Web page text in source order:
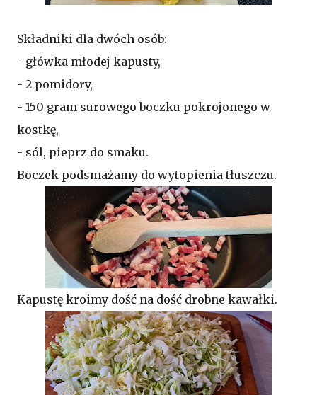
Składniki dla dwóch osób:
- główka młodej kapusty,
- 2 pomidory,
- 150 gram surowego boczku pokrojonego w
kostkę,
- sól, pieprz do smaku.
Boczek podsmażamy do wytopienia tłuszczu.
Kapustę kroimy dość na dość drobne kawałki.